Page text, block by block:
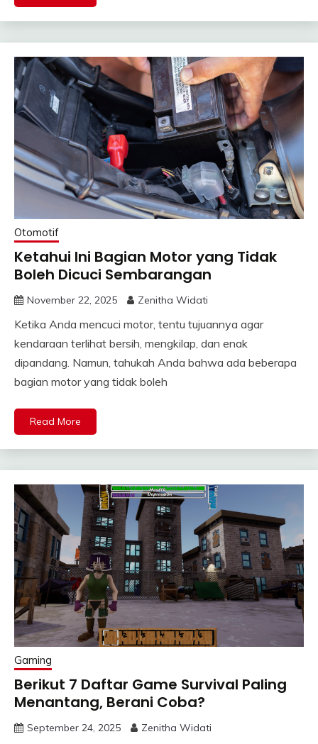
Otomotif
Ketahui Ini Bagian Motor yang Tidak
Boleh Dicuci Sembarangan
November 22, 2025 Zenitha Widati
Ketika Anda mencuci motor, tentu tujuannya agar
kendaraan terlihat bersih, mengkilap, dan enak
dipandang. Namun, tahukah Anda bahwa ada beberapa
bagian motor yang tidak boleh
Read More
Gaming
Berikut 7 Daftar Game Survival Paling
Menantang, Berani Coba?
September 24, 2025 Zenitha Widati